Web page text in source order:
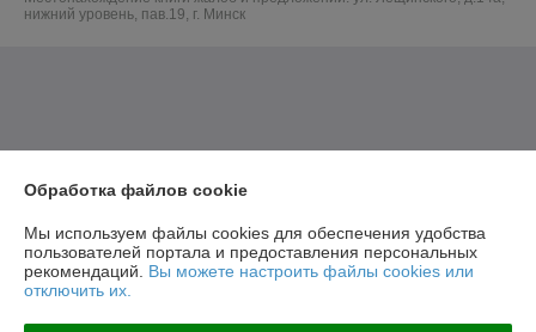
нижний уровень, пав.19, г. Минск
Обработка файлов cookie
Мы используем файлы cookies для обеспечения удобства
пользователей портала и предоставления персональных
рекомендаций. Вы можете настроить файлы cookies или
отключить их.